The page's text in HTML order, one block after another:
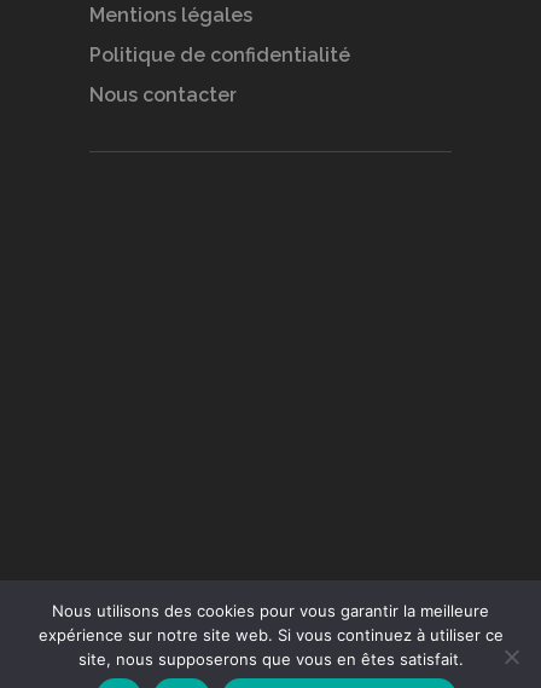
Mentions légales
Politique de confidentialité
Nous contacter
Nous utilisons des cookies pour vous garantir la meilleure
expérience sur notre site web. Si vous continuez à utiliser ce
site, nous supposerons que vous en êtes satisfait.